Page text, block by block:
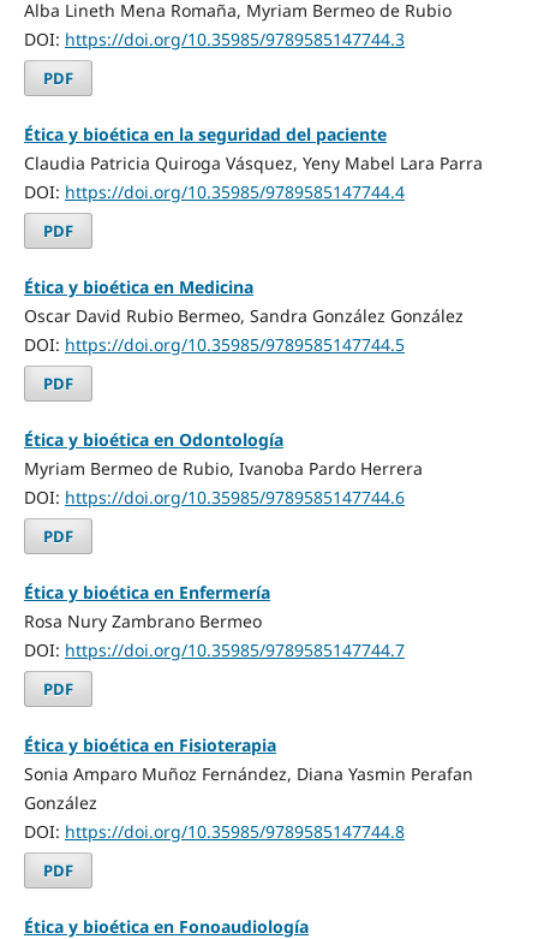
Alba Lineth Mena Romaña, Myriam Bermeo de Rubio
DOI: https://doi.org/10.35985/9789585147744.3
PDF
Ética y bioética en la seguridad del paciente
Claudia Patricia Quiroga Vásquez, Yeny Mabel Lara Parra
DOI: https://doi.org/10.35985/9789585147744.4
PDF
Ética y bioética en Medicina
Oscar David Rubio Bermeo, Sandra González González
DOI: https://doi.org/10.35985/9789585147744.5
PDF
Ética y bioética en Odontología
Myriam Bermeo de Rubio, Ivanoba Pardo Herrera
DOI: https://doi.org/10.35985/9789585147744.6
PDF
Ética y bioética en Enfermería
Rosa Nury Zambrano Bermeo
DOI: https://doi.org/10.35985/9789585147744.7
PDF
Ética y bioética en Fisioterapia
Sonia Amparo Muñoz Fernández, Diana Yasmin Perafan
González
DOI: https://doi.org/10.35985/9789585147744.8
PDF
Ética y bioética en Fonoaudiología